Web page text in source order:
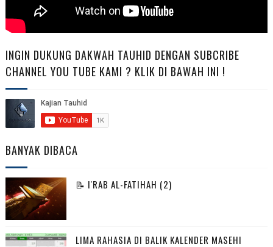
INGIN DUKUNG DAKWAH TAUHID DENGAN SUBCRIBE
CHANNEL YOU TUBE KAMI ? KLIK DI BAWAH INI !
BANYAK DIBACA
📝 I'RAB AL-FATIHAH (2)
LIMA RAHASIA DI BALIK KALENDER MASEHI